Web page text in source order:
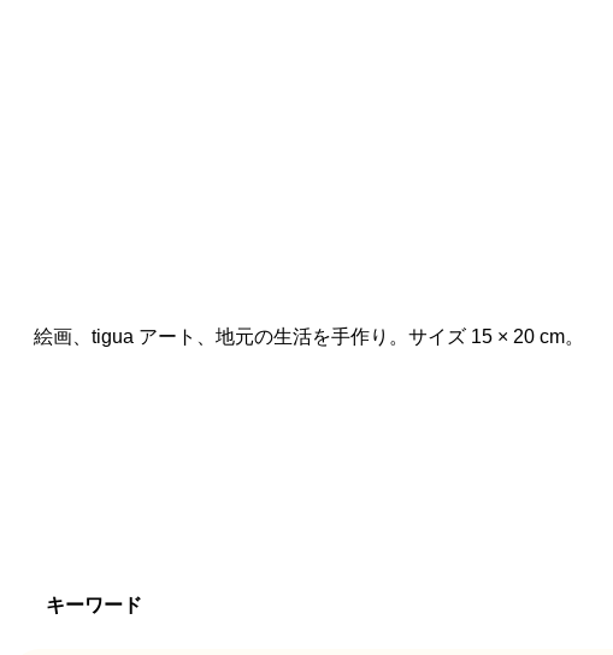
絵画、tigua アート、地元の生活を手作り。サイズ 15 × 20 cm。
キーワード